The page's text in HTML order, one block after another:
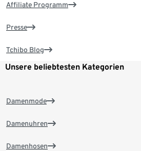
Affiliate Programm
Presse
Tchibo Blog
Unsere beliebtesten Kategorien
Damenmode
Damenuhren
Damenhosen